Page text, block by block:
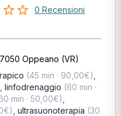
0 Recensioni
Oppeano (VR)
(45 min · 90,00€)
linfodrenaggio (60 min ·
min · 50,00€)
ultrasuonoterapia (30